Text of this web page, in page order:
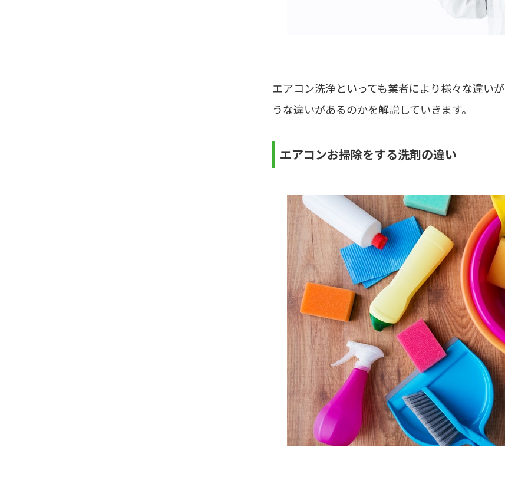
エアコン洗浄といっても業者により様々な違い
うな違いがあるのかを解説していきます。
エアコンお掃除をする洗剤の違い